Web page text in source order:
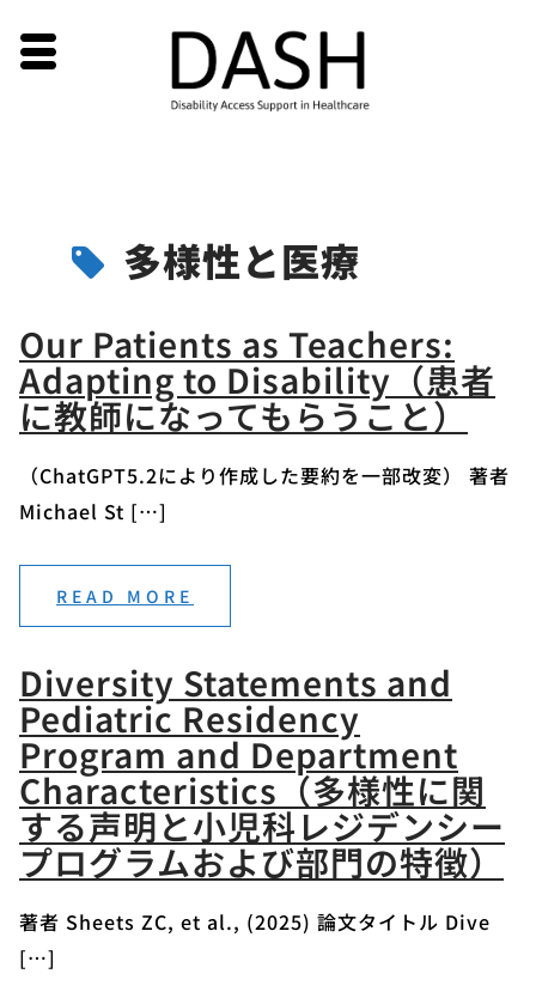
多様性と医療
Our Patients as Teachers:
Adapting to Disability（患者
に教師になってもらうこと）
（ChatGPT5.2により作成した要約を一部改変） 著者
Michael St […]
READ MORE
Diversity Statements and
Pediatric Residency
Program and Department
Characteristics（多様性に関
する声明と小児科レジデンシー
プログラムおよび部門の特徴）
著者 Sheets ZC, et al., (2025) 論文タイトル Dive
[…]